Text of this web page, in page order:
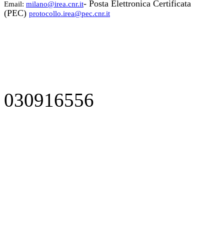
Email: milano@irea.cnr.it- Posta Elettronica Certificata
(PEC) protocollo.irea@pec.cnr.it
030916556